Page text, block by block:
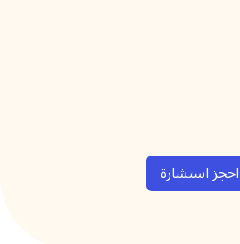
احجز استشارة